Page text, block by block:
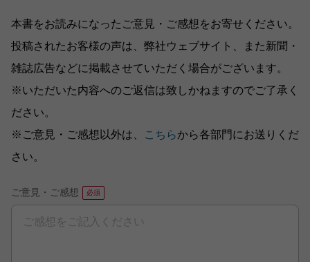
本書をお読みになったご意見・ご感想をお寄せください。
投稿されたお客様の声は、弊社ウェブサイト、また新聞・
雑誌広告などに掲載させていただく場合がございます。
※いただいた内容へのご返信は致しかねますのでご了承く
ださい。
※ご意見・ご感想以外は、
こちらから各部門にお送りくだ
さい。
ご意見・ご感想